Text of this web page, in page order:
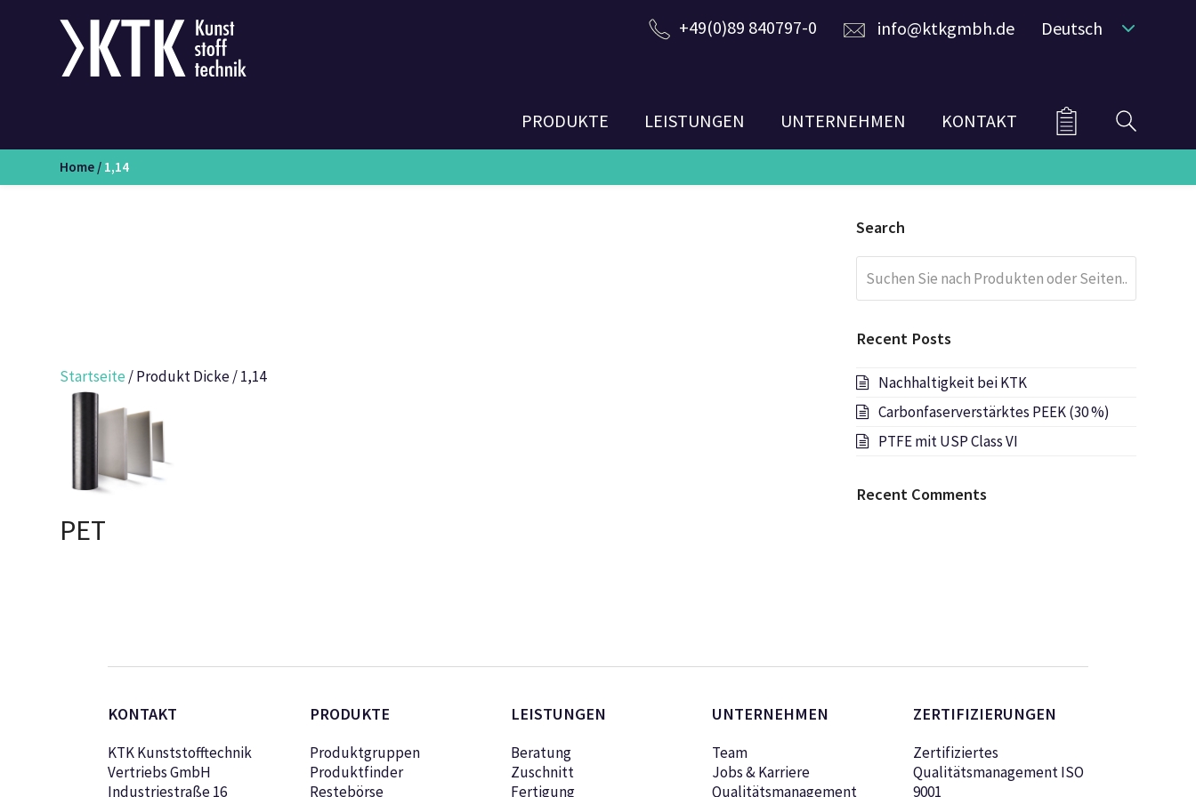
+49(0)89 840797-0 info@ktkgmbh.de Deutsch
PRODUKTE LEISTUNGEN UNTERNEHMEN KONTAKT
Home / 1,14
Startseite / Produkt Dicke / 1,14
PET
Search
Sie
nach
oder
Submit
Recent Posts
Nachhaltigkeit bei KTK
Carbonfaserverstärktes PEEK (30 %)
PTFE mit USP Class VI
Recent Comments
KONTAKT
KTK Kunststofftechnik
Vertriebs GmbH
Industriestraße 16
PRODUKTE
Produktgruppen
Produktfinder
Restebörse
LEISTUNGEN
Beratung
Zuschnitt
Fertigung
UNTERNEHMEN
Team
Jobs & Karriere
Qualitätsmanagement
ZERTIFIZIERUNGEN
Zertifiziertes
Qualitätsmanagement ISO
9001